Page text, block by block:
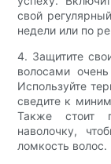
свой
недели или по
4. Защитите
волосами
Используйте
сведите к
Также стоит
наволочку,
ломкость волос.